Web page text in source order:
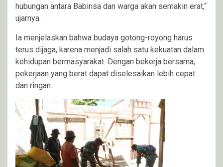
hubungan antara Babinsa dan warga akan semakin erat,“
ujarnya.
Ia menjelaskan bahwa budaya gotong-royong harus
terus dijaga, karena menjadi salah satu kekuatan dalam
kehidupan bermasyarakat. Dengan bekerja bersama,
pekerjaan yang berat dapat diselesaikan lebih cepat
dan ringan.